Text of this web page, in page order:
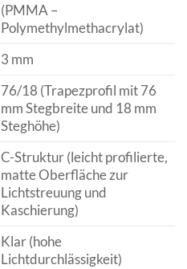
(PMMA –
Polymethylmethacrylat)
3 mm
76/18 (Trapezprofil mit 76
mm Stegbreite und 18 mm
Steghöhe)
C-Struktur (leicht profilierte,
matte Oberfläche zur
Lichtstreuung und
Kaschierung)
Klar (hohe
Lichtdurchlässigkeit)